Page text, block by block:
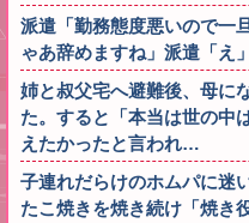
派遣「勤務態度悪いので一
ゃあ辞めますね」派遣「え
姉と叔父宅へ避難後、母に
た。すると「本当は世の中
えたかったと言われ…
子連れだらけのホムパに迷
たこ焼きを焼き続け「焼き